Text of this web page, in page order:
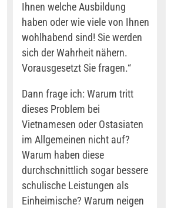
Ihnen welche Ausbildung
haben oder wie viele von Ihnen
wohlhabend sind! Sie werden
sich der Wahrheit nähern.
Vorausgesetzt Sie fragen.“
Dann frage ich: Warum tritt
dieses Problem bei
Vietnamesen oder Ostasiaten
im Allgemeinen nicht auf?
Warum haben diese
durchschnittlich sogar bessere
schulische Leistungen als
Einheimische? Warum neigen